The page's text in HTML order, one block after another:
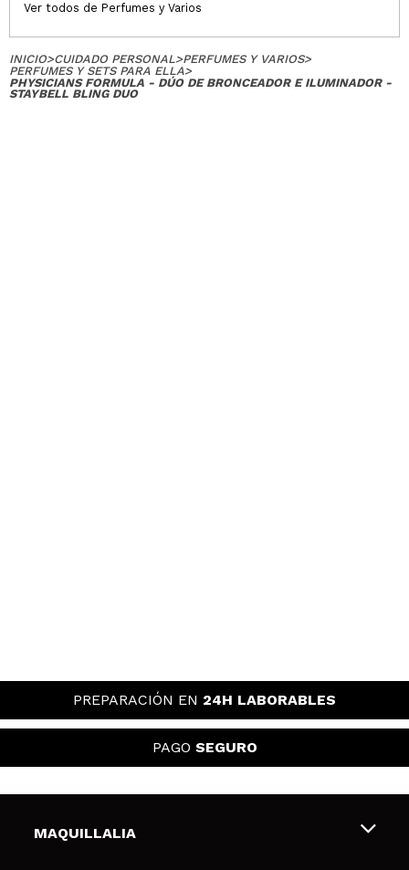
Ver todos de Perfumes y Varios
INICIO>CUIDADO PERSONAL>PERFUMES Y VARIOS>
PERFUMES Y SETS PARA ELLA>
PHYSICIANS FORMULA - DÚO DE BRONCEADOR E ILUMINADOR -
STAYBELL BLING DUO
PREPARACIÓN EN 24H LABORABLES
PAGO SEGURO
MAQUILLALIA